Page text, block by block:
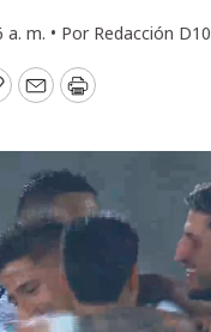
m. • Por Redacción D10
EmailPrint